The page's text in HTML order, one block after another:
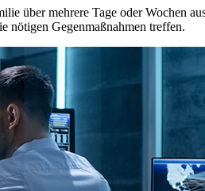
über mehrere Tage oder Wochen
nötigen Gegenmaßnahmen treffen.